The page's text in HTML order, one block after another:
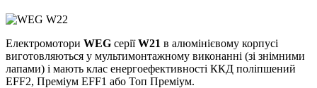
Електромотори WEG серіїW21 в алюмінієвому корпусі
виготовляються у мультимонтажному виконанні (зі знімними
лапами) і мають клас енергоефективності ККД поліпшений
EFF2, Преміум EFF1 або Топ Преміум.